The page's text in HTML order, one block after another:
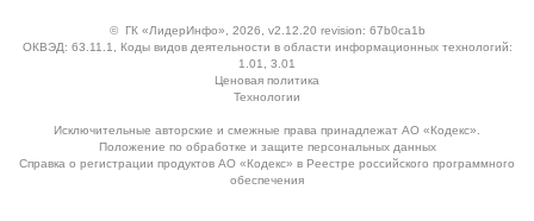
© ГК «ЛидерИнфо» , 2026, v2.12.20 revision: 67b0ca1b
ОКВЭД: 63.11.1, Коды видов деятельности в области информационных технологий:
1.01, 3.01
Ценовая политика
Технологии
Исключительные авторские и смежные права принадлежат АО «Кодекс».
Положение по обработке и защите персональных данных
Справка о регистрации продуктов АО «Кодекс» в Реестре российского программного
обеспечения